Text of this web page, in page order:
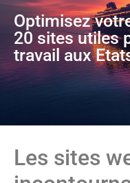
Optimisez
20 sites utiles
travail aux
Les sites